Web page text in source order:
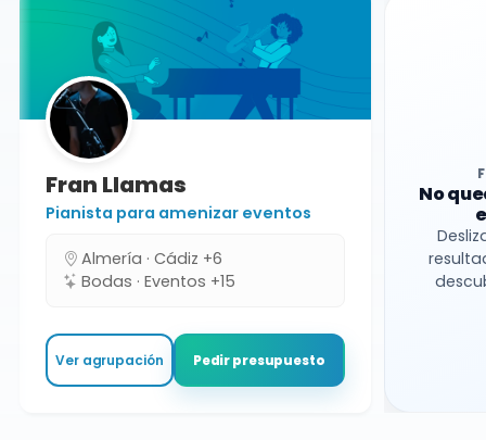
Fran Llamas
Pianista para amenizar eventos
Almería · Cádiz +6
Bodas · Eventos +15
Ver agrupación Pedir presupuesto
No